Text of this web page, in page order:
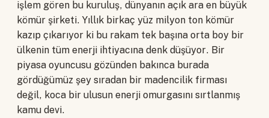
işlem gören bu kuruluş, dünyanın açık ara en büyük
kömür şirketi. Yıllık birkaç yüz milyon ton kömür
kazıp çıkarıyor ki bu rakam tek başına orta boy bir
ülkenin tüm enerji ihtiyacına denk düşüyor. Bir
piyasa oyuncusu gözünden bakınca burada
gördüğümüz şey sıradan bir madencilik firması
değil, koca bir ulusun enerji omurgasını sırtlanmış
kamu devi.